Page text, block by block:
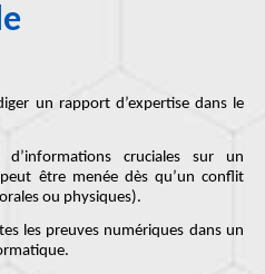
un rapport d’expertisedans le
cruciales sur un
peut être menée dès qu’un conflit
ou physiques).
les preuves numériques dans un